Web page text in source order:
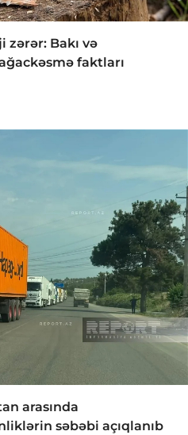
zərər: Bakı və
faktları
arasında
səbəbi açıqlanıb